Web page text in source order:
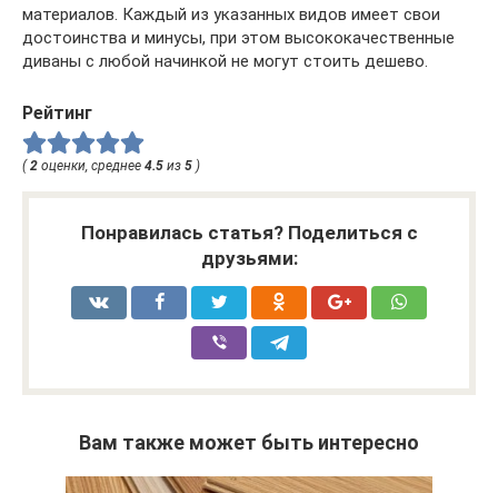
материалов. Каждый из указанных видов имеет свои
достоинства и минусы, при этом высококачественные
диваны с любой начинкой не могут стоить дешево.
Рейтинг
( 2 оценки, среднее 4.5 из 5 )
Понравилась статья? Поделиться с
друзьями:
Вам также может быть интересно